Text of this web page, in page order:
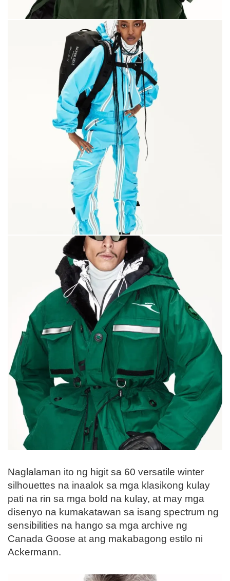
Naglalaman ito ng higit sa 60 versatile winter
silhouettes na inaalok sa mga klasikong kulay
pati na rin sa mga bold na kulay, at may mga
disenyo na kumakatawan sa isang spectrum ng
sensibilities na hango sa mga archive ng
Canada Goose at ang makabagong estilo ni
Ackermann.